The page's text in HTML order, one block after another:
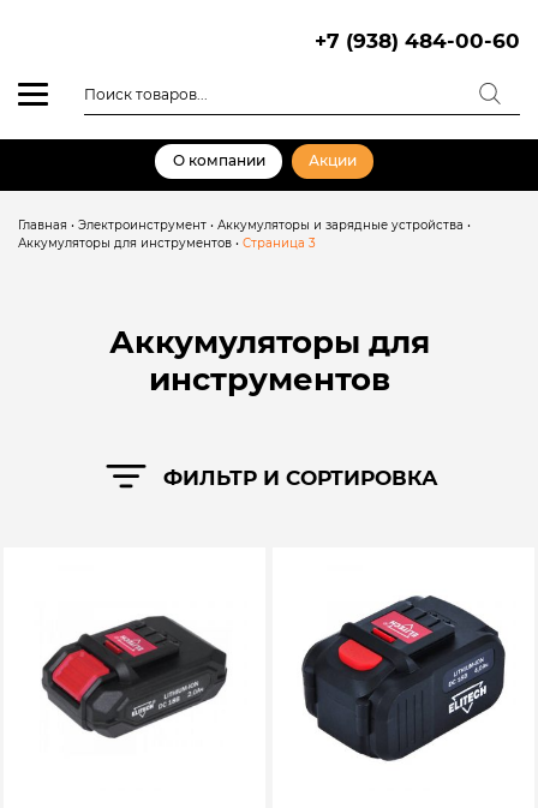
+7 (938) 484-00-60
товаров
О компании Акции
Главная • Электроинструмент • Аккумуляторы и зарядные устройства •
Аккумуляторы для инструментов • Страница 3
Аккумуляторы для
инструментов
ФИЛЬТР И СОРТИРОВКА